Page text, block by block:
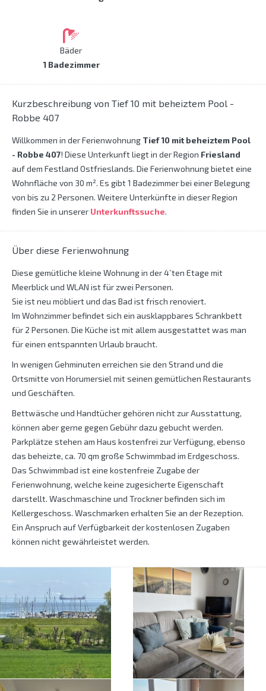
Bäder
1 Badezimmer
Kurzbeschreibung von Tief 10 mit beheiztem Pool -
Robbe 407
Willkommen in der Ferienwohnung Tief 10 mit beheiztem Pool
- Robbe 407! Diese Unterkunft liegt in der Region Friesland
auf dem Festland Ostfrieslands. Die Ferienwohnung bietet eine
Wohnfläche von 30 m². Es gibt 1 Badezimmer bei einer Belegung
von bis zu 2 Personen. Weitere Unterkünfte in dieser Region
finden Sie in unserer Unterkunftssuche.
Über diese Ferienwohnung
Diese gemütliche kleine Wohnung in der 4`ten Etage mit
Meerblick und WLAN ist für zwei Personen.
Sie ist neu möbliert und das Bad ist frisch renoviert.
Im Wohnzimmer befindet sich ein ausklappbares Schrankbett
für 2 Personen. Die Küche ist mit allem ausgestattet was man
für einen entspannten Urlaub braucht.
In wenigen Gehminuten erreichen sie den Strand und die
Ortsmitte von Horumersiel mit seinen gemütlichen Restaurants
und Geschäften.
Bettwäsche und Handtücher gehören nicht zur Ausstattung,
können aber gerne gegen Gebühr dazu gebucht werden.
Parkplätze stehen am Haus kostenfrei zur Verfügung, ebenso
das beheizte, ca. 70 qm große Schwimmbad im Erdgeschoss.
Das Schwimmbad ist eine kostenfreie Zugabe der
Ferienwohnung, welche keine zugesicherte Eigenschaft
darstellt. Waschmaschine und Trockner befinden sich im
Kellergeschoss. Waschmarken erhalten Sie an der Rezeption.
Ein Anspruch auf Verfügbarkeit der kostenlosen Zugaben
können nicht gewährleistet werden.